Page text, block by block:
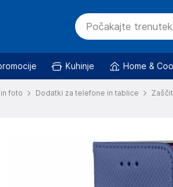
Kuhinje Home &
foto Dodatki za telefone in tablice